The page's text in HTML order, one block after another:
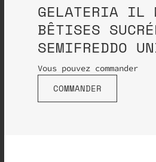
GELATERIA IL
BÊTISES
SEMIFREDDO
Vous pouvez commander
COMMANDER